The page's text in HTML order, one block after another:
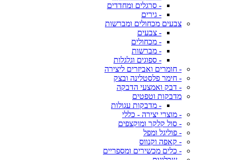
- סרגלים ומחדדים
- גירים
צבעים מכחולים ומברשות
- צבעים
- מכחולים
- מברשות
- ספוגים וגלגלות
- חומרים ואביזרים ליצירה
- חימר פלסטלינה ובצק
- דבק ואמצעי הדבקה
מדבקות וטפטים
- מדבקות עגולות
- מוצרי יצירה - כללי
- סול קלקר ומוקצפים
- פוליגל ומפל
- קאפה וקנווס
- כלים מכשירים ומספריים